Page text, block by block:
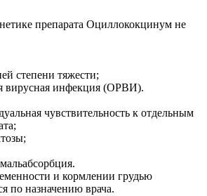
препарата Оциллококцинум не
степени тяжести;
вирусная инфекция (ОРВИ).
чувствительность к отдельным
и кормлении грудью
по назначению врача.